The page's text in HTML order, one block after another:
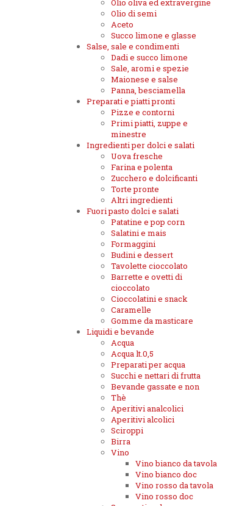
Olio oliva ed extravergine
Olio di semi
Aceto
Succo limone e glasse
Salse, sale e condimenti
Dadi e succo limone
Sale, aromi e spezie
Maionese e salse
Panna, besciamella
Preparati e piatti pronti
Pizze e contorni
Primi piatti, zuppe e
minestre
Ingredienti per dolci e salati
Uova fresche
Farina e polenta
Zucchero e dolcificanti
Torte pronte
Altri ingredienti
Fuori pasto dolci e salati
Patatine e pop corn
Salatini e mais
Formaggini
Budini e dessert
Tavolette cioccolato
Barrette e ovetti di
cioccolato
Cioccolatini e snack
Caramelle
Gomme da masticare
Liquidi e bevande
Acqua
Acqua lt.0,5
Preparati per acqua
Succhi e nettari di frutta
Bevande gassate e non
Thè
Aperitivi analcolici
Aperitivi alcolici
Sciroppi
Birra
Vino
Vino bianco da tavola
Vino bianco doc
Vino rosso da tavola
Vino rosso doc